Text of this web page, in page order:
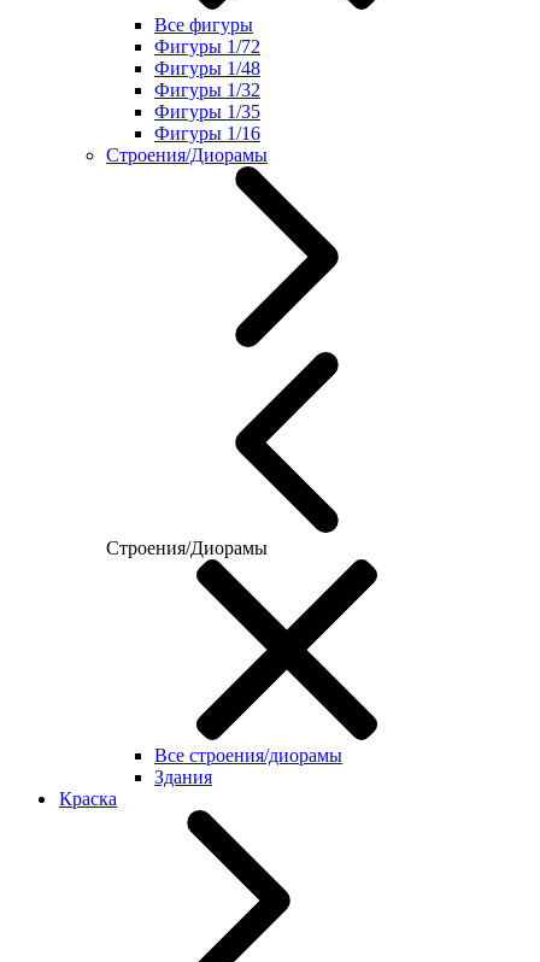
Все фигуры
Фигуры 1/72
Фигуры 1/48
Фигуры 1/32
Фигуры 1/35
Фигуры 1/16
Строения/Диорамы
Строения/Диорамы
Все строения/диорамы
Здания
Краска